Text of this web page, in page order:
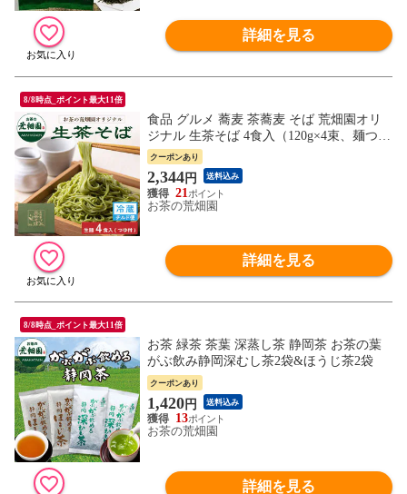
詳細を見る
8/8時点_ポイント最大11倍
食品 グルメ 蕎麦 茶蕎麦 そば 荒畑園オリ
ジナル 生茶そば 4食入（120g×4束、麺つゆ
4袋） チルド便
クーポンあり
2,344円 送料込み
21
お茶の荒畑園
詳細を見る
8/8時点_ポイント最大11倍
お茶 緑茶 茶葉 深蒸し茶 静岡茶 お茶の葉
がぶ飲み静岡深むし茶2袋&ほうじ茶2袋
クーポンあり
1,420円 送料込み
13
お茶の荒畑園
詳細を見る